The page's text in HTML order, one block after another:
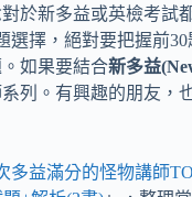
於新多益或英檢考試
選擇，絕對要把握前
如果要結合新多益
列。有興趣的朋友，
多益滿分的怪物講師